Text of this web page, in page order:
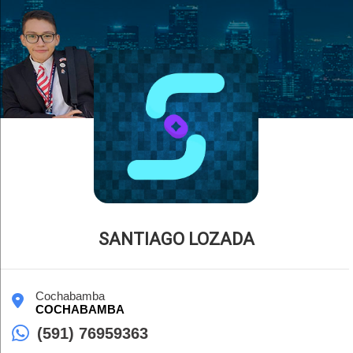
SANTIAGO LOZADA
Cochabamba
COCHABAMBA
(591) 76959363